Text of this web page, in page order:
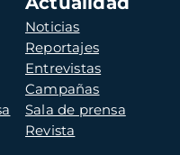
Noticias
Reportajes
Entrevistas
Campañas
Sala de prensa
Revista